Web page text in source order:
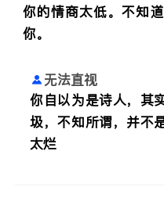
你的情商太低。不知
你。
无法直视
你自以为是诗人，其
圾，不知所谓，并不
太烂